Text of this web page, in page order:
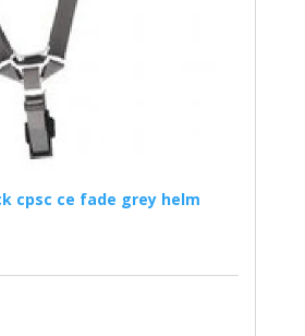
cpsc ce fade grey helm